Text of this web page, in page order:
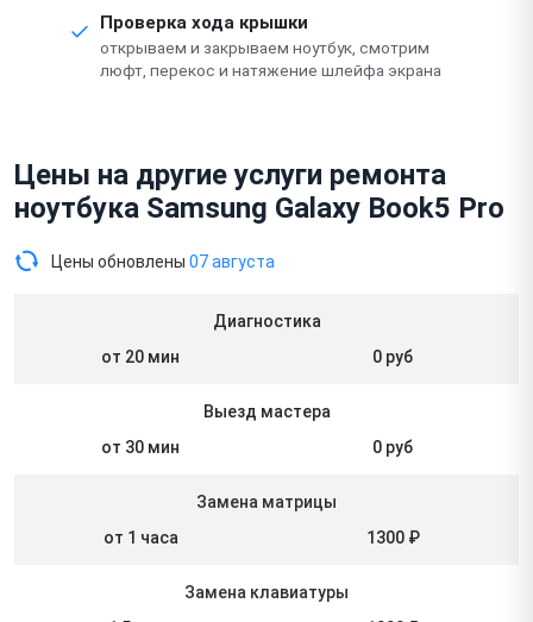
Проверка хода крышки
открываем и закрываем ноутбук, смотрим
люфт, перекос и натяжение шлейфа экрана
Цены на другие услуги ремонта
ноутбука Samsung Galaxy Book5 Pro
Цены обновлены 07 августа
Диагностика
от 20 мин
0 руб
Выезд мастера
от 30 мин
0 руб
Замена матрицы
от 1 часа
1300 ₽
Замена клавиатуры